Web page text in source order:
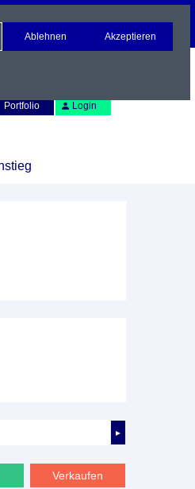
Portfolio Login
►
Verkaufen
Ablehnen Akzeptieren